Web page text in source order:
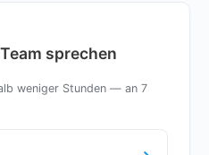
sprechen
weniger Stunden — an 7